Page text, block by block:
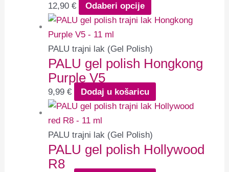
12,90€ Odaberi opcije
PALU trajni lak (Gel Polish)
PALU gel polish Hongkong
Purple V5
9,99€ Dodaj u košaricu
PALU trajni lak (Gel Polish)
PALU gel polish Hollywood
R8